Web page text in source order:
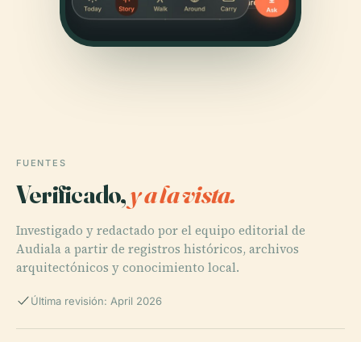
FUENTES
Verificado,y a la vista.
Investigado y redactado por el equipo editorial de
Audiala a partir de registros históricos, archivos
arquitectónicos y conocimiento local.
Última revisión: April 2026